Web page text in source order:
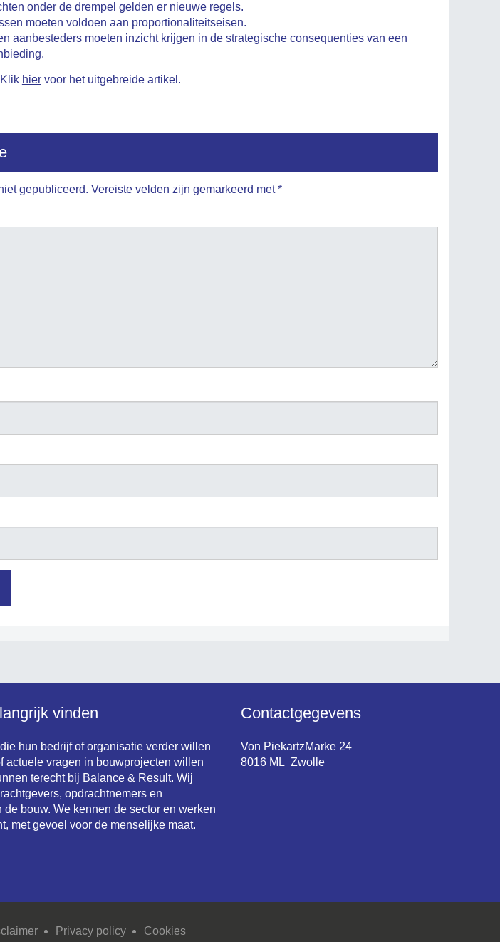
onder de drempel gelden er nieuwe regels.
moeten voldoen aan proportionaliteitseisen.
aanbesteders moeten inzicht krijgen in de strategische consequenties van een
hiervoor het uitgebreide artikel.
gepubliceerd. Vereiste velden zijn gemarkeerd met*
vinden
hun bedrijf of organisatie verder willen
actuele vragen in bouwprojecten willen
terecht bij Balance & Result. Wij
opdrachtnemers en
de bouw. We kennen de sector en werken
met gevoel voor de menselijke maat.
Contactgegevens
Von PiekartzMarke 24
8016 ML Zwolle
Privacy policy Cookies